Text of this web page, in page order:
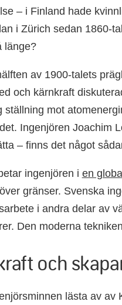
– i Finland hade
i Zürich sedan 1860-
länge?
av 1900-talets
och kärnkraft
ställning mot
Ingenjören Joachim
– finns det något
ingenjören i en
gränser. Svenska
i andra delar av
Den moderna
och
lästa av av